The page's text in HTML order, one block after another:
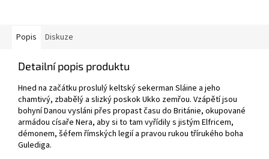
Popis Diskuze
Detailní popis produktu
Hned na začátku proslulý keltský sekerman Sláine a jeho
chamtivý, zbabělý a slizký poskok Ukko zemřou. Vzápětí jsou
bohyní Danou vysláni přes propast času do Británie, okupované
armádou císaře Nera, aby si to tam vyřídily s jistým Elfricem,
démonem, šéfem římských legií a pravou rukou třírukého boha
Gulediga.